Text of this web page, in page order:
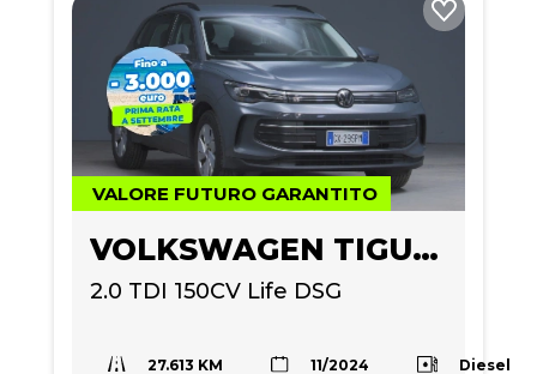
VALORE FUTURO GARANTITO
VOLKSWAGEN TIGUAN
2.0 TDI 150CV Life DSG
27.613 KM 11/2024 Diesel